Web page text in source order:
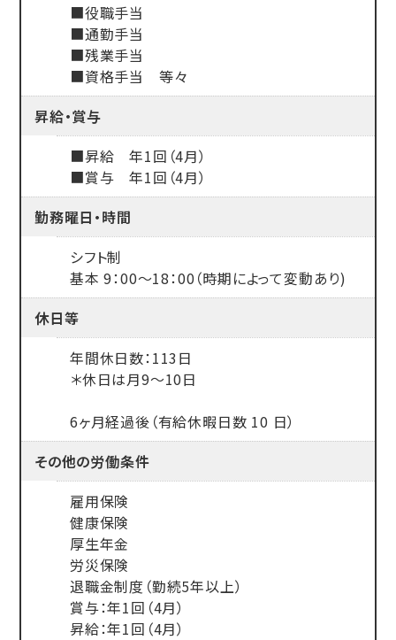
■役職手当
■通勤手当
■残業手当
■資格手当 等々
昇給・賞与
■昇給 年1回（4月）
■賞与 年1回（4月）
勤務曜日・時間
シフト制
基本 9：00～18：00（時期によって変動あり)
休日等
年間休日数：113日
＊休日は月9〜10日
6ヶ月経過後（有給休暇日数 10 日）
その他の労働条件
雇用保険
健康保険
厚生年金
労災保険
退職金制度（勤続5年以上）
賞与：年1回（4月）
昇給：年1回（4月）